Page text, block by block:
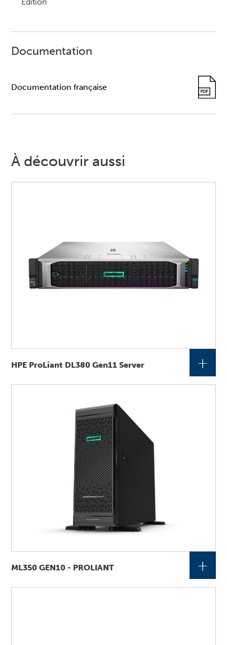
Edition
Documentation
Documentation française
À découvrir aussi
HPE ProLiant DL380 Gen11 Server +
ML350 GEN10 - PROLIANT +